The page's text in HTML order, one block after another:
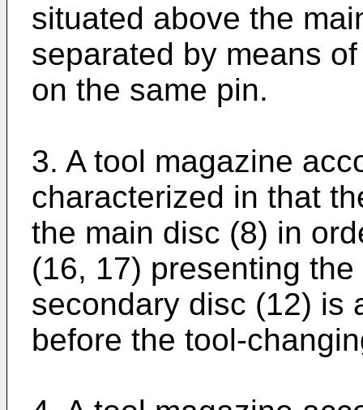
situated above the
separated by means
on the same pin.
3. A tool magazine
characterized in that
the main disc (8) in
(16, 17) presenting
secondary disc (12) is
before the tool-